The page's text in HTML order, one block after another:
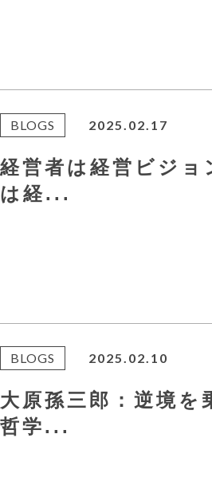
BLOGS 2025.02.17
経営者は経営ビジョ
は経...
BLOGS 2025.02.10
大原孫三郎：逆境を
哲学...